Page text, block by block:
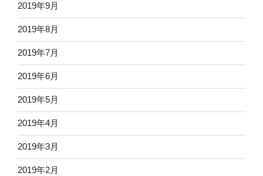
2019年9月
2019年8月
2019年7月
2019年6月
2019年5月
2019年4月
2019年3月
2019年2月